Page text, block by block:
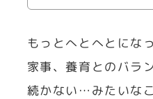
もっとへとへとにな
家事、養育とのバラ
続かない…みたいな